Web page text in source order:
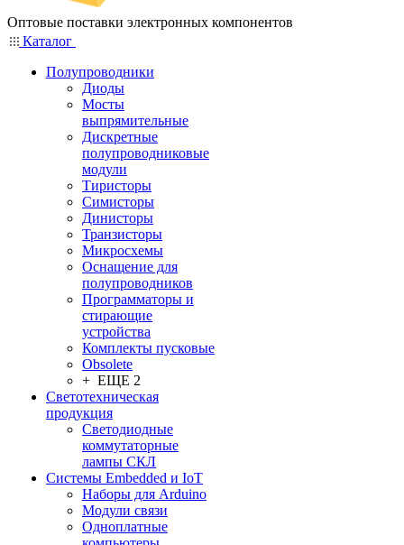
Оптовые поставки электронных компонентов
Каталог
Полупроводники
Диоды
Мосты
выпрямительные
Дискретные
полупроводниковые
модули
Тиристоры
Симисторы
Динисторы
Транзисторы
Микросхемы
Оснащение для
полупроводников
Программаторы и
стирающие
устройства
Комплекты пусковые
Obsolete
+ ЕЩЕ 2
Светотехническая
продукция
Светодиодные
коммутаторные
лампы СКЛ
Системы Embedded и IoT
Наборы для Arduino
Модули связи
Одноплатные